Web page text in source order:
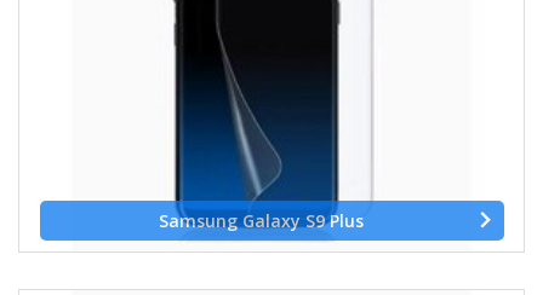
Samsung Galaxy S9 Plus